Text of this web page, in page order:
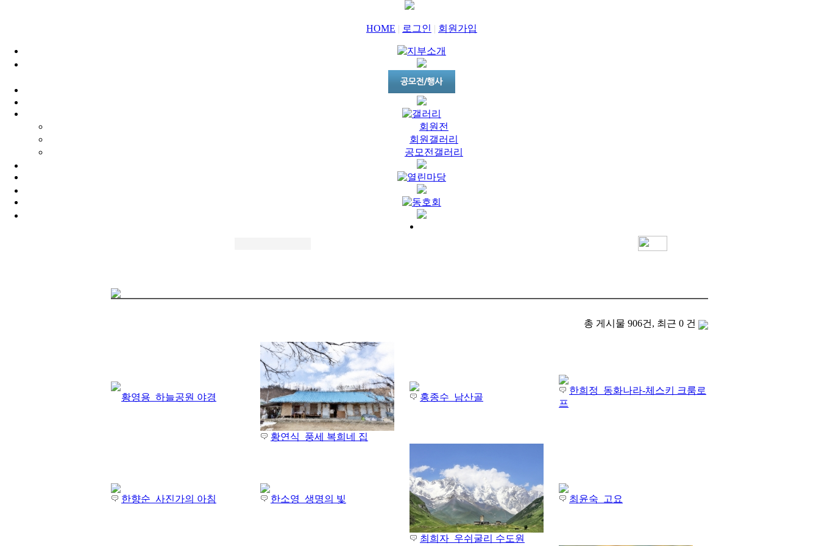
HOME | 로그인 | 회원가입
회원전
회원갤러리
공모전갤러리
총 게시물 906건, 최근 0 건
황영용_하늘공원 야경
황연식_풍세 복희네 집
홍종수_남산골
한희정_동화나라-체스키 크룸로
프
한향순_사진가의 아침 한소영_생명의 빛
최희자_우쉬굴리 수도원
최윤숙_고요